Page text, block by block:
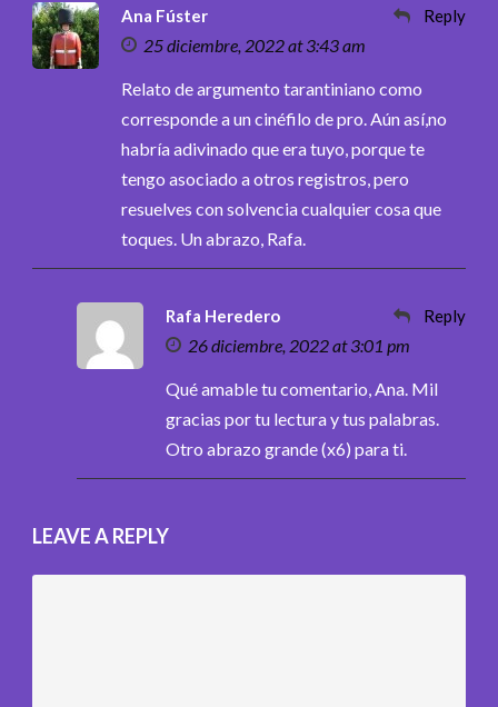
Ana Fúster
25 diciembre, 2022 at 3:43 am
Reply
Relato de argumento tarantiniano como
corresponde a un cinéfilo de pro. Aún así,no
habría adivinado que era tuyo, porque te
tengo asociado a otros registros, pero
resuelves con solvencia cualquier cosa que
toques. Un abrazo, Rafa.
Rafa Heredero
26 diciembre, 2022 at 3:01 pm
Reply
Qué amable tu comentario, Ana. Mil
gracias por tu lectura y tus palabras.
Otro abrazo grande (x6) para ti.
LEAVE A REPLY